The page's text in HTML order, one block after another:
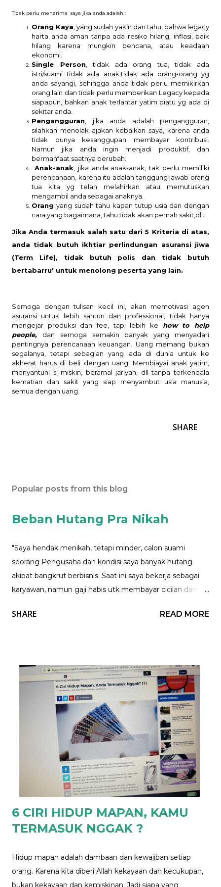
Tidak perlu menerima saya jika anda adalah :
Orang Kaya , yang sudah yakin dan tahu, bahwa legacy
harta anda aman tanpa ada resiko hilang, inflasi, baik
hilang karena mungkin bencana, atau keadaan
ekonomi.
Single Person , tidak ada orang tua, tidak ada
istri/suami tidak ada anak,tidak ada orang-orang yg
anda sayangi, sehingga anda tidak perlu memikirkan
orang lain dan tidak perlu memberikan Legacy kepada
siapapun, bahkan anak terlantar yatim piatu yg ada di
sekitar anda.
Pengangguran , jika anda adalah pengangguran,
silahkan menolak ajakan kebaikan saya, karena anda
tidak punya kesanggupan membayar kontribusi.
Namun jika anda ingin menjadi produktif, dan
bermanfaat saatnya berubah.
Anak-anak , jika anda anak-anak, tak perlu memiliki
perencanaan, karena itu adalah tanggung jawab orang
tua kita yg telah melahirkan atau memutuskan
mengambil anda sebagai anaknya.
Orang yang sudah tahu kapan tutup usia dan dengan
cara yang bagaimana, tahu tidak akan pernah sakit,dll.
Jika Anda termasuk salah satu dari 5 Kriteria di atas,
anda tidak butuh ikhtiar perlindungan asuransi jiwa
(Term Life), tidak butuh polis dan tidak butuh
bertabarru' untuk menolong peserta yang lain.
Semoga dengan tulisan kecil ini, akan memotivasi agen
asuransi untuk lebih santun dan professional, tidak hanya
mengejar produksi dan fee, tapi lebih ke how to help
people, dan semoga semakin banyak yang menyadari
pentingnya perencanaan keuangan. Uang memang bukan
segalanya, tetapi sebagian yang ada di dunia untuk ke
akherat harus di beli dengan uang. Membiayai anak yatim,
menyantuni si miskin, beramal jariyah, dll tanpa terkendala
kematian dan sakit yang siap menyambut usia manusia,
semua dengan uang.
SHARE
Popular posts from this blog
Beban Hutang Pra Nikah
"Saya hendak menikah, tetapi minder, calon suami
seorang Pengusaha dan kondisi saya banyak hutang
akibat bangkrut berbisnis. Saat ini saya bekerja sebagai
karyawan, namun gaji habis utk membayar cicilan dan
mba?" Nita. Eng ing eng..... Kondisi yang tidak mudah jika
mba Nita HARUS mengkomunikasikan beban hutang
dan alokasi untuk ibu tersebut kepada calon suami, dan
di sepakati : 1. Bagaimana sistem keuangan nantinya,
apakah SUAMI (Semua Uang Milik Istri), suami presiden,
istri mentri keungan, atau uangku uangku - uangmu
uangmu dan masing2 menanggung beban pengeluaran
yang telah di sepakati. 2. Sistem keuangan menentukan
akhirnya Beban hutang menjadi tanggungan siapa
nantinya, tanggungan bersama, atau tetap tanggungan
mba Nita. 3. Juga bagaimana dengan alokasi untuk ...
SHARE READ MORE
6 CIRI HIDUP MAPAN, KAMU
TERMASUK NGGAK ?
Hidup mapan adalah dambaan dan kewajiban setiap
orang. Karena kita diberi Allah kekayaan dan kecukupan,
bukan kekayaan dan kemiskinan. Jadi siapa yang